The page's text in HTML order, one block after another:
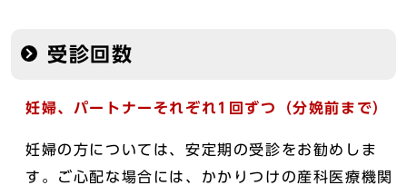
受診回数
妊婦、パートナーそれぞれ1回ずつ（分娩前まで）
妊婦の方については、安定期の受診をお勧めしま
す。ご心配な場合には、かかりつけの産科医療機関